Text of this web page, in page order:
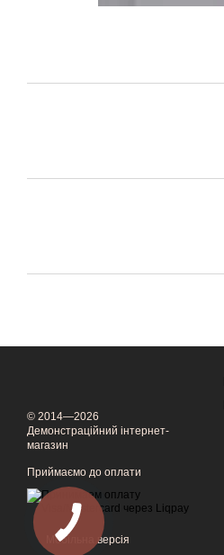
© 2014—2026
Демонстраційний інтернет-
магазин
Приймаємо до оплати
Мобільна версія